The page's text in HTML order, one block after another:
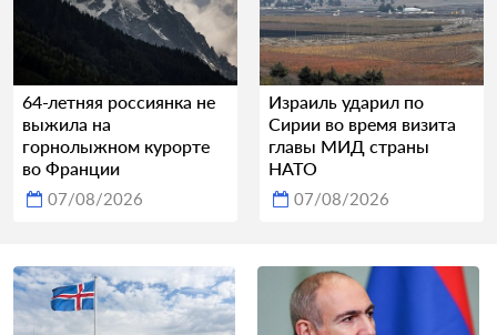
64-летняя россиянка не
выжила на
горнолыжном курорте
во Франции
07/08/2026
Израиль ударил по
Сирии во время визита
главы МИД страны
НАТО
07/08/2026